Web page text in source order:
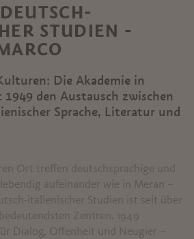
STUDIEN -
Die Akademie in
den Austausch zwischen
Sprache, Literatur und
Ort treffen deutschsprachige und
aufeinander wie in Meran –
italienischer Studien ist seit über
Zentren. 1949
Dialog, Offenheit und Neugier –